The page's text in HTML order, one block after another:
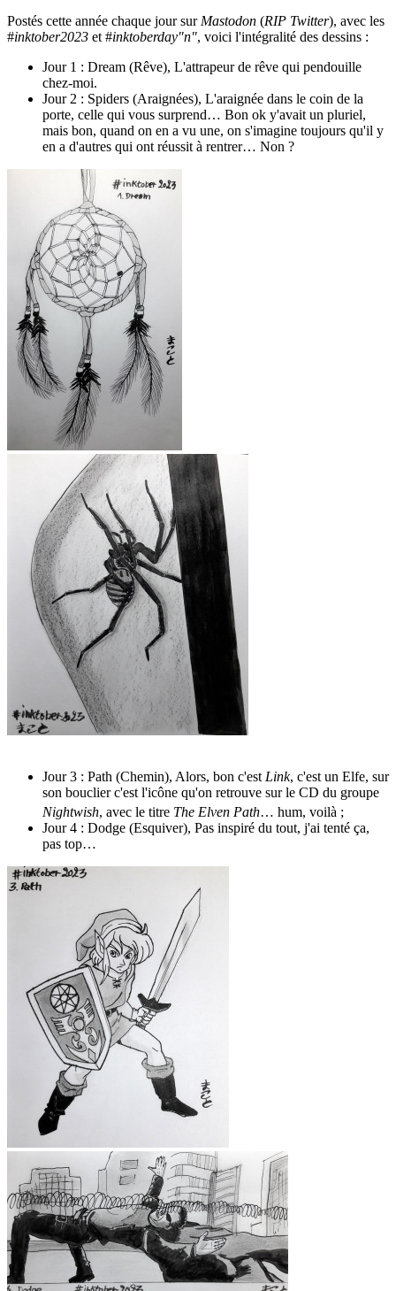
Postés cette année chaque jour sur Mastodon (RIP Twitter), avec les
#inktober2023 et #inktoberday"n", voici l'intégralité des dessins :
Jour 1 : Dream (Rêve), L'attrapeur de rêve qui pendouille
chez-moi.
Jour 2 : Spiders (Araignées), L'araignée dans le coin de la
porte, celle qui vous surprend… Bon ok y'avait un pluriel,
mais bon, quand on en a vu une, on s'imagine toujours qu'il y
en a d'autres qui ont réussit à rentrer… Non ?
Jour 3 : Path (Chemin), Alors, bon c'est Link, c'est un Elfe, sur
son bouclier c'est l'icône qu'on retrouve sur le CD du groupe
Nightwish, avec le titre The Elven Path… hum, voilà ;
Jour 4 : Dodge (Esquiver), Pas inspiré du tout, j'ai tenté ça,
pas top…